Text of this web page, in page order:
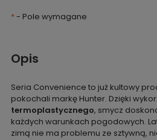
*- Pole wymagane
Opis
Seria Convenience to już kultowy
pokochali markę Hunter. Dzięki
termoplastycznego, smycz
każdych warunkach pogodowych.
zimą nie ma problemu ze sztywną,